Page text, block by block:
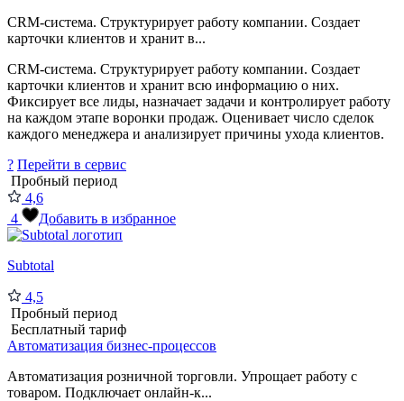
CRM-система. Структурирует работу компании. Создает
карточки клиентов и хранит в...
CRM-система. Структурирует работу компании. Создает
карточки клиентов и хранит всю информацию о них.
Фиксирует все лиды, назначает задачи и контролирует работу
на каждом этапе воронки продаж. Оценивает число сделок
каждого менеджера и анализирует причины ухода клиентов.
? Перейти в сервис
Пробный период
4,6
4
Добавить в избранное
Subtotal
4,5
Пробный период
Бесплатный тариф
Автоматизация бизнес-процессов
Автоматизация розничной торговли. Упрощает работу с
товаром. Подключает онлайн-к...